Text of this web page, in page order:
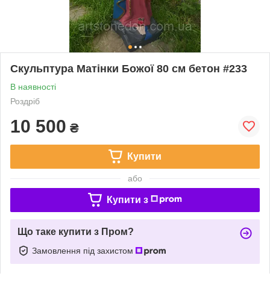
Скульптура Матінки Божої 80 см бетон #233
В наявності
Роздріб
10 500 ₴
Купити
або
Купити з
Що таке купити з Пром?
Замовлення під захистом